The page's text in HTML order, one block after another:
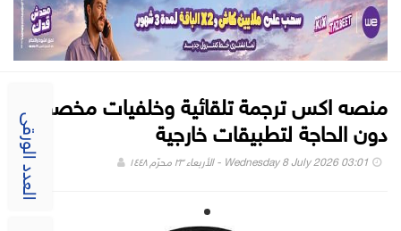
العدد الورقى
منصه اكس ترجمة تلقائية وخلفيات مخصصة
دون الحاجة لتطبيقات خارجية
Wednesday 8 July 2026 03:01 - الأربعاء ٢٣ محرّم ١٤٤٨